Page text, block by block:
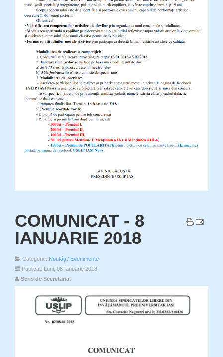
COMUNICAT - 8
IANUARIE 2018
Categorie: Noutăţi / Evenimente
Publicat: Luni, 08 Ianuarie 2018
Scris de Secretariat